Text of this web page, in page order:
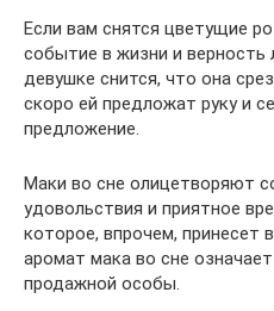
Если вам снятся цветущие
событие в жизни и верность
девушке снится, что она
скоро ей предложат руку и
предложение.
Маки во сне олицетворяют
удовольствия и приятное
которое, впрочем, принесет
аромат мака во сне
продажной особы.